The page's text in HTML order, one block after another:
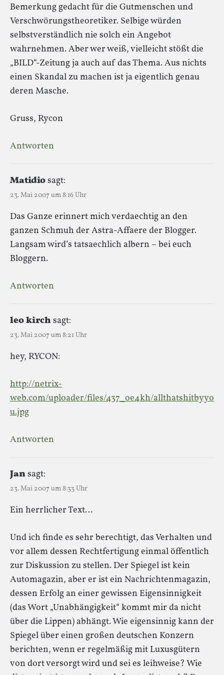
Bemerkung gedacht für die Gutmenschen und
Verschwörungstheoretiker. Selbige würden
selbstverständlich nie solch ein Angebot
wahrnehmen. Aber wer weiß, vielleicht stößt die
„BILD“-Zeitung ja auch auf das Thema. Aus nichts
einen Skandal zu machen ist ja eigentlich genau
deren Masche.
Gruss, Rycon
Antworten
Matidiosagt:
23. Mai 2007 um 8:16 Uhr
Das Ganze erinnert mich verdaechtig an den
ganzen Schmuh der Astra-Affaere der Blogger.
Langsam wird’s tatsaechlich albern – bei euch
Bloggern.
Antworten
leo kirch sagt:
23. Mai 2007 um 8:21 Uhr
hey, RYCON:
http://netrix-
web.com/uploader/files/437_oe4kh/allthatshitbyyo
u.jpg
Antworten
Jansagt:
23. Mai 2007 um 8:33 Uhr
Ein herrlicher Text…
Und ich finde es sehr berechtigt, das Verhalten und
vor allem dessen Rechtfertigung einmal öffentlich
zur Diskussion zu stellen. Der Spiegel ist kein
Automagazin, aber er ist ein Nachrichtenmagazin,
dessen Erfolg an einer gewissen Eigensinnigkeit
(das Wort „Unabhängigkeit“ kommt mir da nicht
über die Lippen) abhängt. Wie eigensinnig kann der
Spiegel über einen großen deutschen Konzern
berichten, wenn er regelmäßig mit Luxusgütern
von dort versorgt wird und sei es leihweise? Wie